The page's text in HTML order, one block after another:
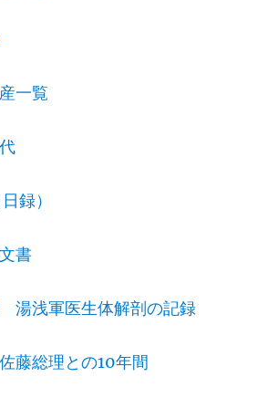
一覧
録）
書
湯浅軍医生体解剖の記録
藤総理との10年間